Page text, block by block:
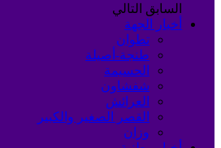
السابق التالي
أخبار الجهة
تطوان
طنجة-أصيلة
الحسيمة
شفشاون
العرائش
القصر الصغير والكبير
وزان